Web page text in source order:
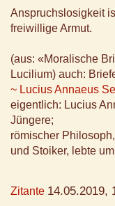
Anspruchslosigkeit
freiwillige Armut.
(aus: «Moralische
Lucilium) auch:
~ Lucius Annaeus
eigentlich: Lucius
Jüngere;
römischer
und Stoiker, lebte
Zitante 14.05.2019,